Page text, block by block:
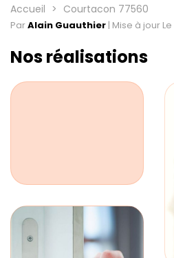
Accueil Courtacon 77560
ParAlain Guauthier | Mise à jour
Nos réalisations